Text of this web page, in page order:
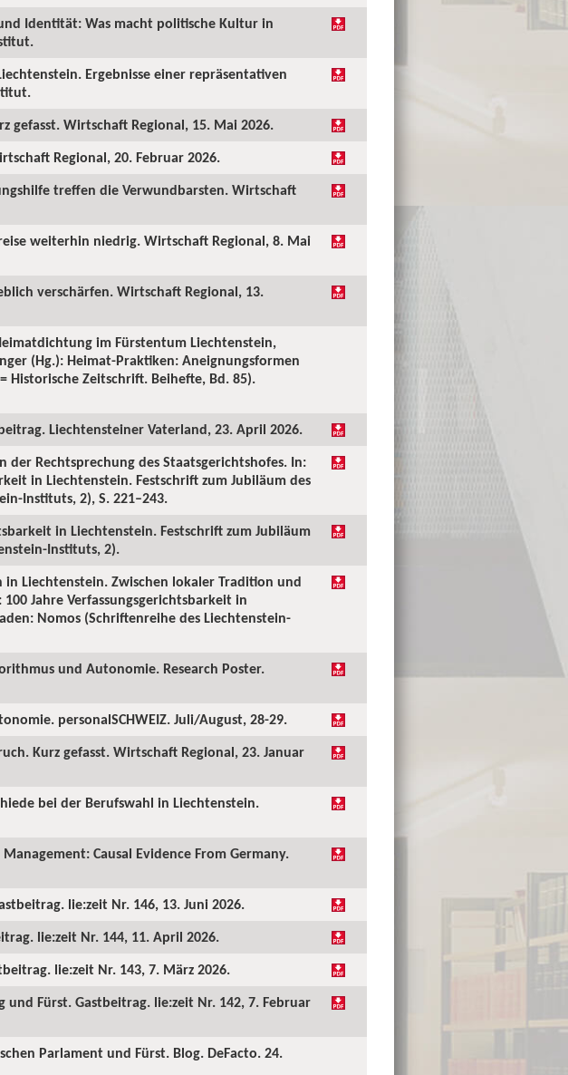
Identität: Was macht politische Kultur in
Ergebnisse einer repräsentativen
gefasst. Wirtschaft Regional, 15. Mai 2026.
Regional, 20. Februar 2026.
treffen die Verwundbarsten. Wirtschaft
weiterhin niedrig. Wirtschaft Regional, 8. Mai
verschärfen. Wirtschaft Regional, 13.
im Fürstentum Liechtenstein,
(Hg.): Heimat-Praktiken: Aneignungsformen
Zeitschrift. Beihefte, Bd. 85).
Liechtensteiner Vaterland, 23. April 2026.
der Rechtsprechung des Staatsgerichtshofes. In:
in Liechtenstein. Festschrift zum Jubiläum des
Instituts, 2), S. 221–243.
in Liechtenstein. Festschrift zum Jubiläum
Instituts, 2).
Liechtenstein. Zwischen lokaler Tradition und
Jahre Verfassungsgerichtsbarkeit in
Nomos (Schriftenreihe des Liechtenstein-
und Autonomie. Research Poster.
personalSCHWEIZ. Juli/August, 28-29.
Kurz gefasst. Wirtschaft Regional, 23. Januar
bei der Berufswahl in Liechtenstein.
Causal Evidence From Germany.
lie:zeit Nr. 146, 13. Juni 2026.
lie:zeit Nr. 144, 11. April 2026.
lie:zeit Nr. 143, 7. März 2026.
Fürst. Gastbeitrag. lie:zeit Nr. 142, 7. Februar
Parlament und Fürst. Blog. DeFacto. 24.